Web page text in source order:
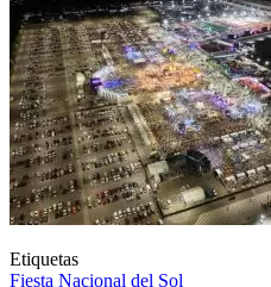
Etiquetas
Fiesta Nacional del Sol